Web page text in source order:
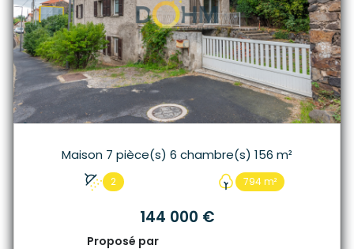
Maison 7 pièce(s) 6 chambre(s) 156 m²
2 794 m²
144 000 €
Proposé par